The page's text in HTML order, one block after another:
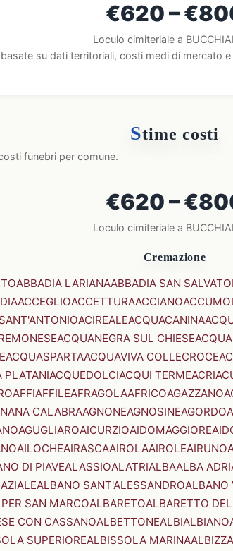
€620 –
Loculo cimiteriale a
su dati territoriali, costi medi di mercato
Stime costi
funebri per comune.
€620 –
Loculo cimiteriale a
Cremazione
ABBADIA LARIANAABBADIA SAN
ACCEGLIOACCETTURAACCIANO
ACIREALEACQUACANINA
ACQUANEGRA SUL CHIESE
ACQUASPARTAACQUAVIVA COLLECROCE
PLATANIACQUEDOLCIACQUI TERMEACRI
AFFIAFFILEAFRAGOLAAFRICOAGAZZANO
CALABRAAGNONEAGNOSINEAGORDO
AGUGLIAROAICURZIOAIDOMAGGIORE
AILOCHEAIRASCAAIROLAAIROLEAIRUNO
DI PIAVEALASSIOALATRIALBAALBA
ALBANO SANT'ALESSANDROALBANO
SAN MARCOALBARETOALBARETTO
CON CASSANOALBETTONEALBIALBIANO
SUPERIOREALBISSOLA MARINA